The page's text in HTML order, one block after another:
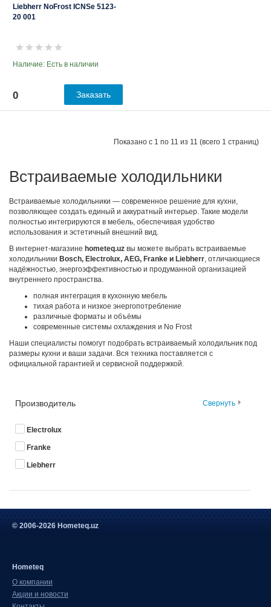
Liebherr NoFrost ICNSe 5123-
20 001
Наличие: Есть в наличии
0 Заказать
Показано с 1 по 11 из 11 (всего 1 страниц)
Встраиваемые холодильники
Встраиваемые холодильники — современное решение для кухни,
позволяющее создать единый и аккуратный интерьер. Такие модели
полностью интегрируются в мебель, обеспечивая удобство
использования и эстетичный внешний вид.
В интернет-магазине hometeq.uz вы можете выбрать встраиваемые
холодильники Bosch, Electrolux, AEG, Franke и Liebherr, отличающиеся
надёжностью, энергоэффективностью и продуманной организацией
внутреннего пространства.
полная интеграция в кухонную мебель
тихая работа и низкое энергопотребление
различные форматы и объёмы
современные системы охлаждения и No Frost
Наши специалисты помогут подобрать встраиваемый холодильник под
размеры кухни и ваши задачи. Вся техника поставляется с
официальной гарантией и сервисной поддержкой.
Производитель Свернуть
Electrolux
Franke
Liebherr
© 2006-2026 Hometeq.uz
Hometeq
О компании
Акции и новости